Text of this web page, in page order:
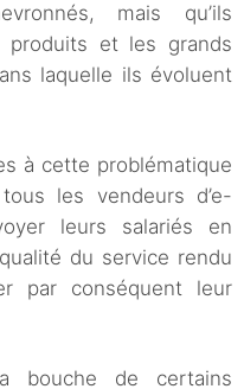
mais qu’ils
produits et les grands
laquelle ils évoluent
à cette problématique
les vendeurs d’e-
leurs salariés en
du service rendu
par conséquent leur
bouche de certains